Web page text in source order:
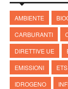
AMBIENTE
CARBURANTI
DIRETTIVE UE
EMISSIONI
ETS
IDROGENO